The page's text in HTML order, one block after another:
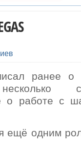
ранее о
о работе с
ещё одним